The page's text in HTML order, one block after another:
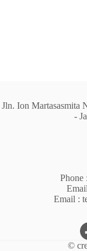
Jln. Ion Martasasmita
-
Email :
©